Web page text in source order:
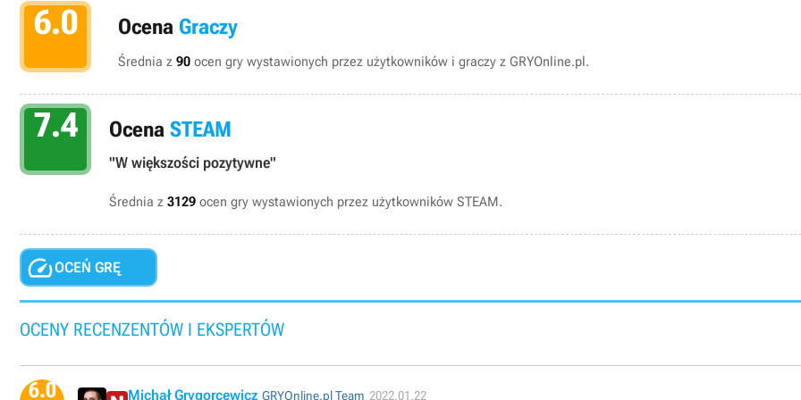
6.0 Ocena Graczy
Średnia z 90 ocen gry wystawionych przez użytkowników i graczy z GRYOnline.pl.
7.4 Ocena STEAM
"W większości pozytywne"
Średnia z 3129 ocen gry wystawionych przez użytkowników STEAM.
OCEŃ GRĘ
OCENY RECENZENTÓW I EKSPERTÓW
6.0 Michał Grygorcewicz GRYOnline.pl Team 2022.01.22